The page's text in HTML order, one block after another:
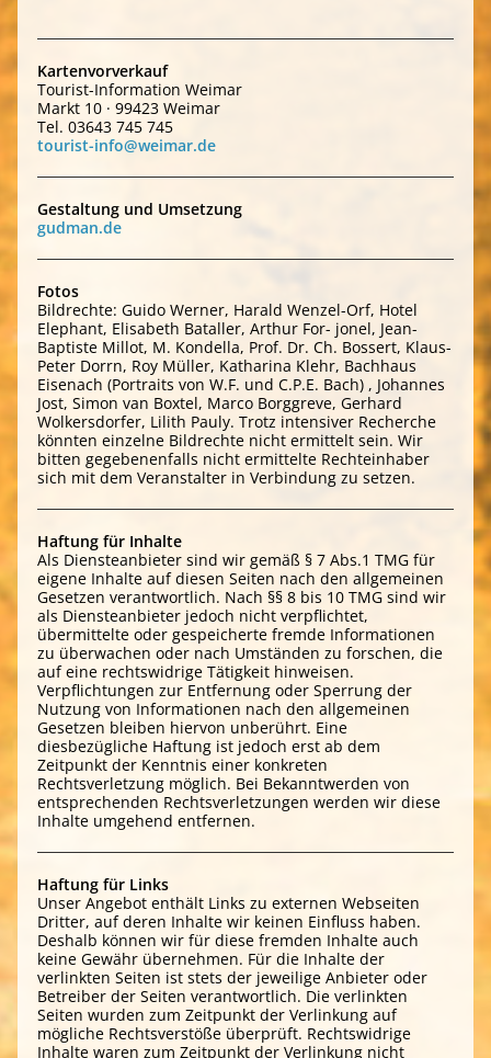
Kartenvorverkauf
Tourist-Information Weimar
Markt 10 · 99423 Weimar
Tel. 03643 745 745
tourist-info@weimar.de
Gestaltung und Umsetzung
gudman.de
Fotos
Bildrechte: Guido Werner, Harald Wenzel-Orf, Hotel
Elephant, Elisabeth Bataller, Arthur For- jonel, Jean-
Baptiste Millot, M. Kondella, Prof. Dr. Ch. Bossert, Klaus-
Peter Dorrn, Roy Müller, Katharina Klehr, Bachhaus
Eisenach (Portraits von W.F. und C.P.E. Bach) , Johannes
Jost, Simon van Boxtel, Marco Borggreve, Gerhard
Wolkersdorfer, Lilith Pauly. Trotz intensiver Recherche
könnten einzelne Bildrechte nicht ermittelt sein. Wir
bitten gegebenenfalls nicht ermittelte Rechteinhaber
sich mit dem Veranstalter in Verbindung zu setzen.
Haftung für Inhalte
Als Diensteanbieter sind wir gemäß § 7 Abs.1 TMG für
eigene Inhalte auf diesen Seiten nach den allgemeinen
Gesetzen verantwortlich. Nach §§ 8 bis 10 TMG sind wir
als Diensteanbieter jedoch nicht verpflichtet,
übermittelte oder gespeicherte fremde Informationen
zu überwachen oder nach Umständen zu forschen, die
auf eine rechtswidrige Tätigkeit hinweisen.
Verpflichtungen zur Entfernung oder Sperrung der
Nutzung von Informationen nach den allgemeinen
Gesetzen bleiben hiervon unberührt. Eine
diesbezügliche Haftung ist jedoch erst ab dem
Zeitpunkt der Kenntnis einer konkreten
Rechtsverletzung möglich. Bei Bekanntwerden von
entsprechenden Rechtsverletzungen werden wir diese
Inhalte umgehend entfernen.
Haftung für Links
Unser Angebot enthält Links zu externen Webseiten
Dritter, auf deren Inhalte wir keinen Einfluss haben.
Deshalb können wir für diese fremden Inhalte auch
keine Gewähr übernehmen. Für die Inhalte der
verlinkten Seiten ist stets der jeweilige Anbieter oder
Betreiber der Seiten verantwortlich. Die verlinkten
Seiten wurden zum Zeitpunkt der Verlinkung auf
mögliche Rechtsverstöße überprüft. Rechtswidrige
Inhalte waren zum Zeitpunkt der Verlinkung nicht